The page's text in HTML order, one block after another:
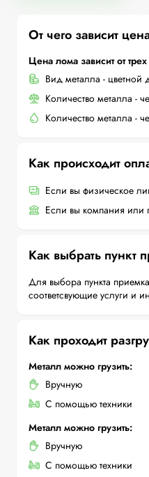
От чего зависит
Цена лома зависит от
Вид металла -
Количество металла -
Количество металла -
Как происходит
Если вы физическое
Если вы компания или
Как выбрать пункт
Для выбора пункта
соответсвующие услуги и
Как проходит
Металл можно грузить:
Вручную
С помощью техники
Металл можно грузить:
Вручную
С помощью техники